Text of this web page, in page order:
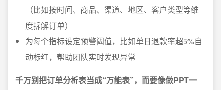
（比如按时间、商品、渠道、地区、客户类型等维
度拆解订单）
为每个指标设定预警阈值，比如单日退款率超5%自
动标红，帮助团队实时发现异常
千万别把订单分析表当成“万能表”，而要像做PPT一